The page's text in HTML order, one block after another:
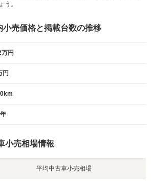
う。
小売価格と掲載台数の推移
円
円
小売相場情報
平均中古車小売相場